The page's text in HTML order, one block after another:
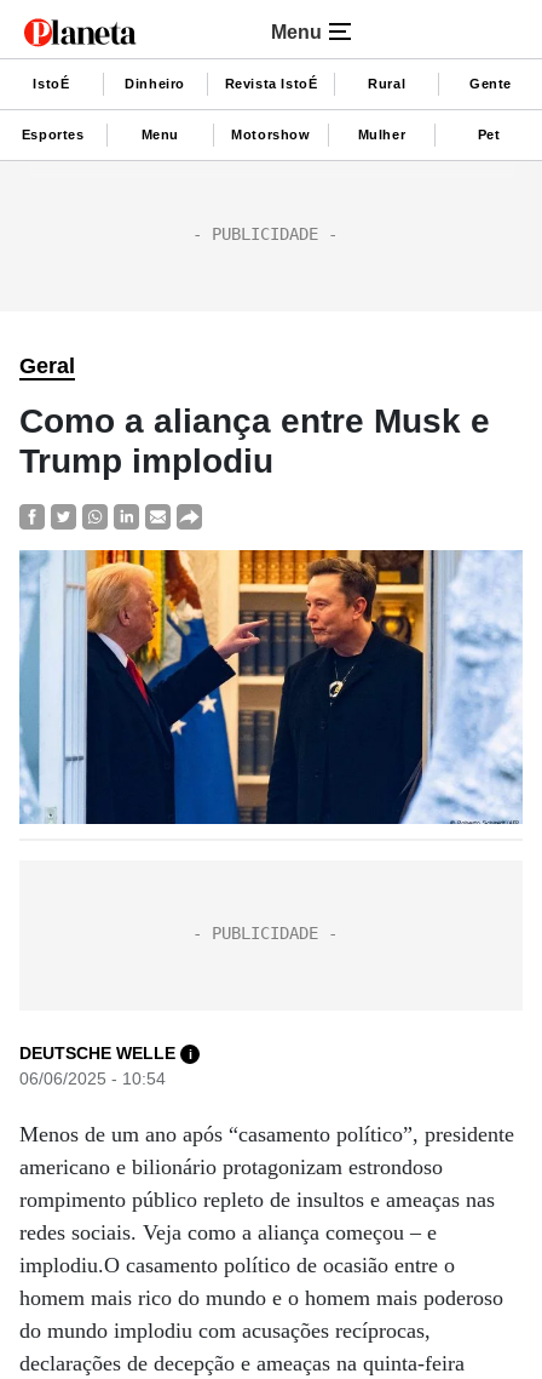
Menu
IstoÉ Dinheiro Revista IstoÉ Rural Gente
Esportes Menu Motorshow Mulher Pet
Geral
Como a aliança entre Musk e
Trump implodiu
DEUTSCHE WELLE i
06/06/2025 - 10:54
Menos de um ano após “casamento político”, presidente
americano e bilionário protagonizam estrondoso
rompimento público repleto de insultos e ameaças nas
redes sociais. Veja como a aliança começou – e
implodiu.O casamento político de ocasião entre o
homem mais rico do mundo e o homem mais poderoso
do mundo implodiu com acusações recíprocas,
declarações de decepção e ameaças na quinta-feira